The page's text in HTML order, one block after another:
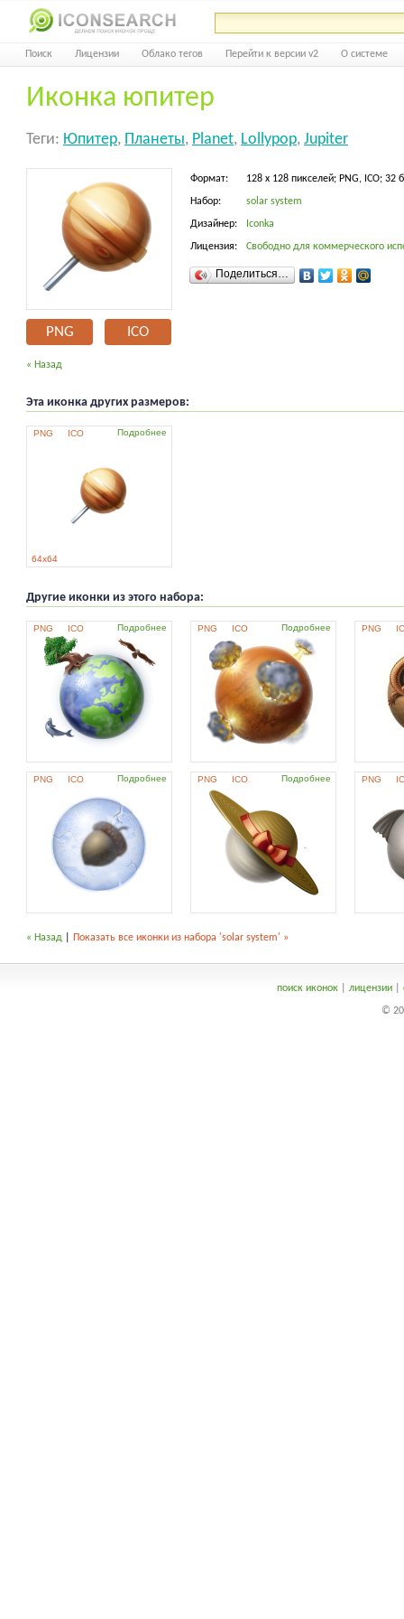
Поиск Лицензии Облако тегов Перейти к версии v2 О системе
Иконка юпитер
Теги: Юпитер, Планеты, Planet, Lollypop, Jupiter
PNG ICO
Формат: 128 x 128 пикселей; PNG, ICO; 32
Набор: solar system
Дизайнер: Iconka
Лицензия: Свободно для коммерческого
Поделиться…
« Назад
Эта иконка других размеров:
PNG ICO Подробнее
64x64
Другие иконки из этого набора:
PNG ICO Подробнее PNG ICO Подробнее PNG
PNG ICO Подробнее PNG ICO Подробнее PNG
« Назад Показать все иконки из набора 'solar system' »
поиск иконок| лицензии|
©